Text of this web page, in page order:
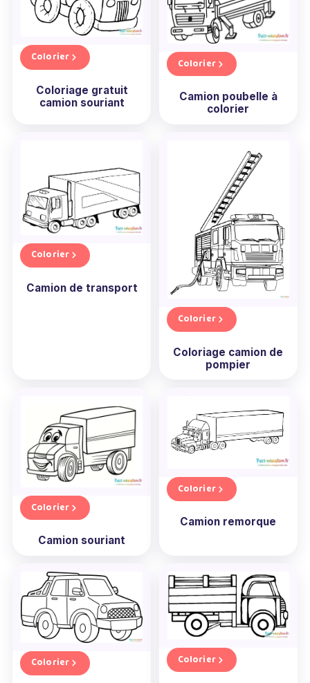
Colorier
Coloriage gratuit
camion souriant
Colorier
Camion poubelle à
colorier
Colorier
Camion de transport
Colorier
Coloriage camion de
pompier
Colorier
Camion souriant
Colorier
Camion remorque
Colorier Colorier